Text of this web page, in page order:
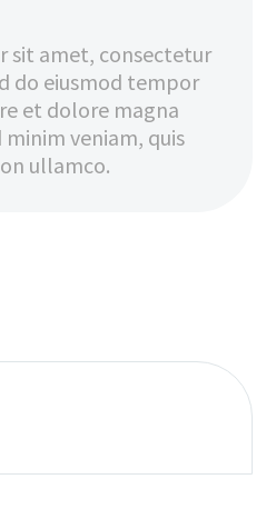
sit amet, consectetur
do eiusmod tempor
et dolore magna
veniam, quis
ullamco.